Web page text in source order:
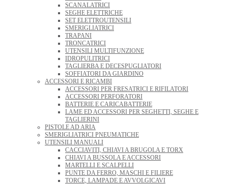
SCANALATRICI
SEGHE ELETTRICHE
SET ELETTROUTENSILI
SMERIGLIATRICI
TRAPANI
TRONCATRICI
UTENSILI MULTIFUNZIONE
IDROPULITRICI
TAGLIERBA E DECESPUGLIATORI
SOFFIATORI DA GIARDINO
ACCESSORI E RICAMBI
ACCESSORI PER FRESATRICI E RIFILATORI
ACCESSORI PERFORATORI
BATTERIE E CARICABATTERIE
LAME ED ACCESSORI PER SEGHETTI, SEGHE E
TAGLIERINI
PISTOLE AD ARIA
SMERIGLIATRICI PNEUMATICHE
UTENSILI MANUALI
CACCIAVITI, CHIAVI A BRUGOLA E TORX
CHIAVI A BUSSOLA E ACCESSORI
MARTELLI E SCALPELLI
PUNTE DA FERRO, MASCHI E FILIERE
TORCE, LAMPADE E AVVOLGICAVI